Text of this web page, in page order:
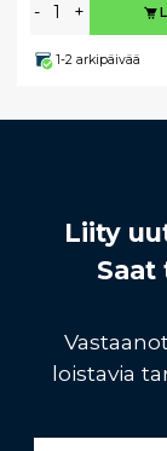
- +
1-2 arkipäivää
Liity
loistavia